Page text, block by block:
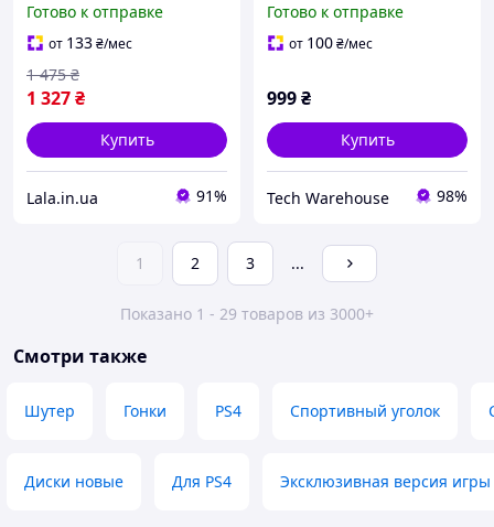
BD диск, Lala.in.ua
Готово к отправке
от 133₴/мес
1 327₴
1 475 ₴
Купить
Lala.in.ua 91%
Готово к отправке
от 100₴/мес
999₴
Купить
Tech Warehouse 98%
1 2 3 ...
Показано 1 - 29 товаров из 3000+
Смотри также
Шутер Гонки PS4 Спортивный уголок
Диски новые Для PS4 Эксклюзивная версия игры